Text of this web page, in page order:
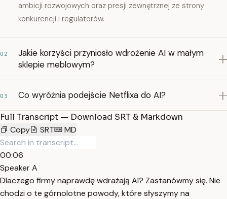
ambicji rozwojowych oraz presji zewnętrznej ze strony
konkurencji i regulatorów.
02
Jakie korzyści przyniosło wdrożenie AI w małym
sklepie meblowym?
03 Co wyróżnia podejście Netflixa do AI?
Full Transcript — Download SRT & Markdown
Copy
SRT MD
00:06
Speaker A
Dlaczego firmy naprawdę wdrażają AI? Zastanówmy się. Nie
chodzi o te górnolotne powody, które słyszymy na